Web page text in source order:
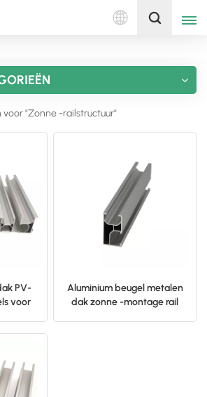
Nederlands
Deutsch
العربية
offerte
"Zonne -railstructuur"
PV-
voor
Aluminium beugel metalen
dak zonne -montage rail